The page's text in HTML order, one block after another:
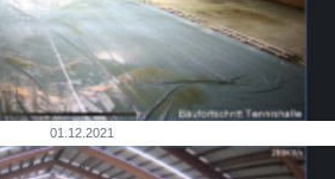
01.12.2021